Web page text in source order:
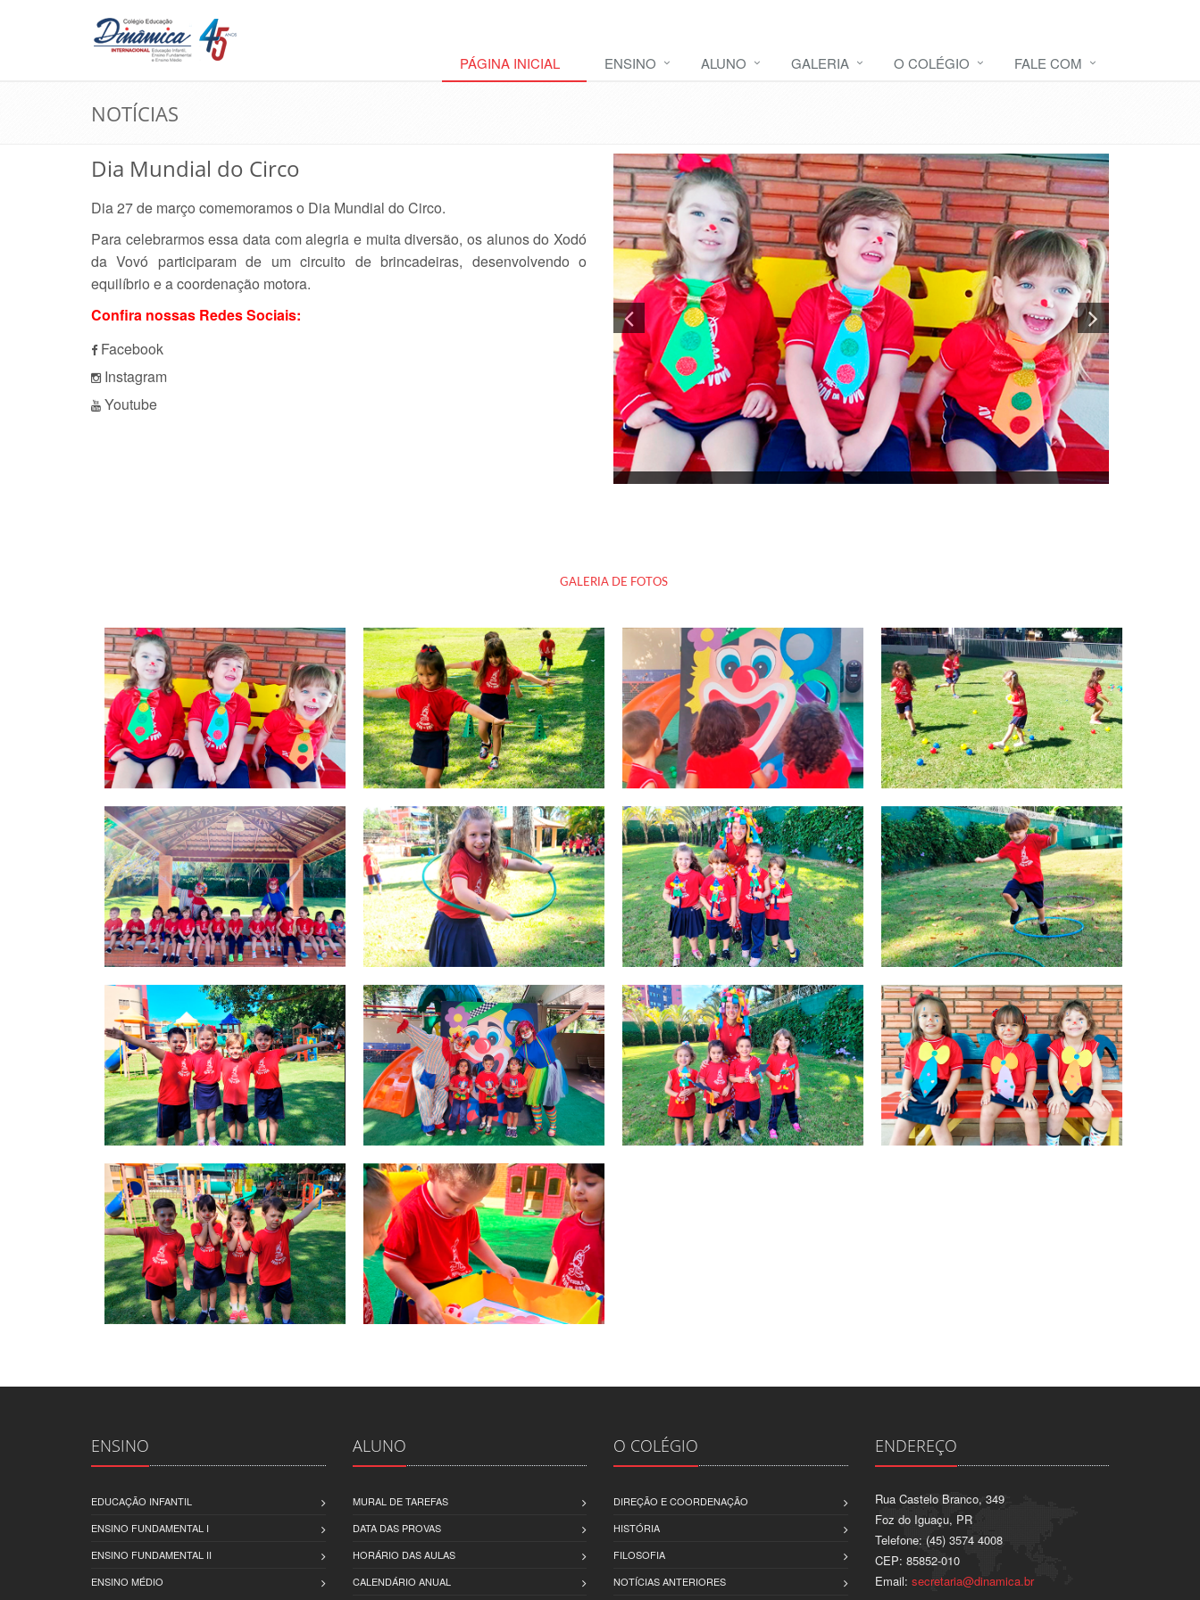
PÁGINA INICIAL ENSINO ALUNO GALERIA O COLÉGIO FALE COM
NOTÍCIAS
Dia Mundial do Circo
Dia 27 de março comemoramos o Dia Mundial do Circo.
Para celebrarmos essa data com alegria e muita diversão, os alunos do Xodó
da Vovó participaram de um circuito de brincadeiras, desenvolvendo o
equilíbrio e a coordenação motora.
Confira nossas Redes Sociais:
Facebook
Instagram
Youtube
GALERIA DE FOTOS
ENSINO
EDUCAÇÃO INFANTIL
ENSINO FUNDAMENTAL I
ENSINO FUNDAMENTAL II
ENSINO MÉDIO
ALUNO
MURAL DE TAREFAS
DATA DAS PROVAS
HORÁRIO DAS AULAS
CALENDÁRIO ANUAL
O COLÉGIO
DIREÇÃO E COORDENAÇÃO
HISTÓRIA
FILOSOFIA
NOTÍCIAS ANTERIORES
ENDEREÇO
Rua Castelo Branco, 349
Foz do Iguaçu, PR
Telefone: (45) 3574 4008
CEP: 85852-010
Email: secretaria@dinamica.br